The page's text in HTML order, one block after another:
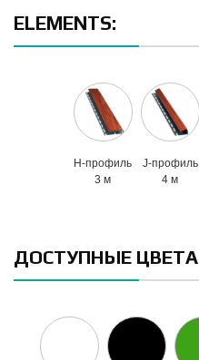
ELEMENTS:
H-профиль
3 м
J-профиль
4 м
ДОСТУПНЫЕ ЦВЕТА